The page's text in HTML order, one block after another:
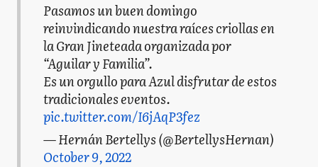
Pasamos un buen domingo
reinvindicando nuestra raíces criollas en
la Gran Jineteada organizada por
“Aguilar y Familia”.
Es un orgullo para Azul disfrutar de estos
tradicionales eventos.
pic.twitter.com/I6jAqP3fez
— Hernán Bertellys (@BertellysHernan)
October 9, 2022